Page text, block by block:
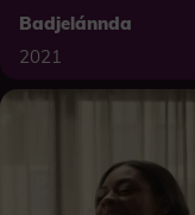
Badjelánnda
2021